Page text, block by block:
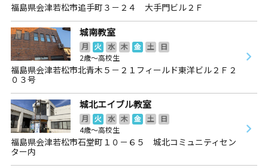
福島県会津若松市追手町３－２４ 大手門ビル２Ｆ
城南教室
月 火 水 木 金 土
日
2歳～高校生
福島県会津若松市北青木５－２１フィールド東洋ビル２Ｆ２
０３号
城北エイブル教室
月 火 水 木 金 土
日
4歳～高校生
福島県会津若松市石堂町１０－６５ 城北コミュニティセン
ター内